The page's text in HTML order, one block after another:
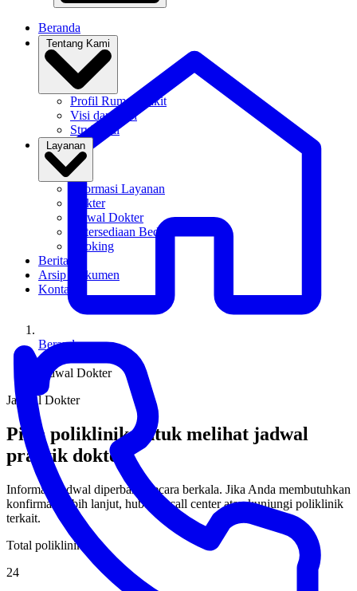
Beranda
Tentang Kami
Profil Rumah Sakit
Visi dan Misi
Struktural
Layanan
Informasi Layanan
Dokter
Jadwal Dokter
Ketersediaan Bed
Booking
Berita
Arsip Dokumen
Kontak
Beranda
/
Jadwal Dokter
Jadwal Dokter
Pilih poliklinik untuk melihat jadwal
praktik dokter
Informasi jadwal diperbarui secara berkala. Jika Anda membutuhkan
konfirmasi lebih lanjut, hubungi call center atau kunjungi poliklinik
terkait.
Total poliklinik
24